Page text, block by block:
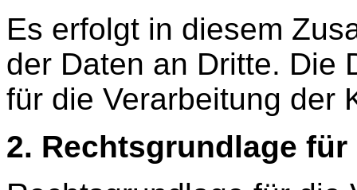
Es erfolgt in diesem
der Daten an Dritte. Die
für die Verarbeitung der
2. Rechtsgrundlage